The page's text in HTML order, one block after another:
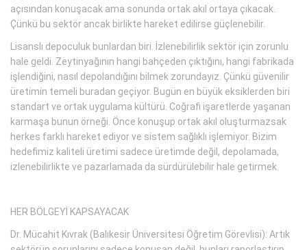
açısından konuşacak ama sonunda ortak akıl ortaya çıkacak.
Çünkü bu sektör ancak birlikte hareket edilirse güçlenebilir.
Lisanslı depoculuk bunlardan biri. İzlenebilirlik sektör için zorunlu
hale geldi. Zeytinyağının hangi bahçeden çıktığını, hangi fabrikada
işlendiğini, nasıl depolandığını bilmek zorundayız. Çünkü güvenilir
üretimin temeli buradan geçiyor. Bugün en büyük eksiklerden biri
standart ve ortak uygulama kültürü. Coğrafi işaretlerde yaşanan
karmaşa bunun örneği. Önce konuşup ortak akıl oluşturmazsak
herkes farklı hareket ediyor ve sistem sağlıklı işlemiyor. Bizim
hedefimiz kaliteli üretimi sadece üretimde değil, depolamada,
izlenebilirlikte ve pazarlamada da sürdürülebilir hale getirmek.
HER BÖLGEYİ KAPSAYACAK
Dr. Mücahit Kıvrak (Balıkesir Üniversitesi Öğretim Görevlisi): Artık